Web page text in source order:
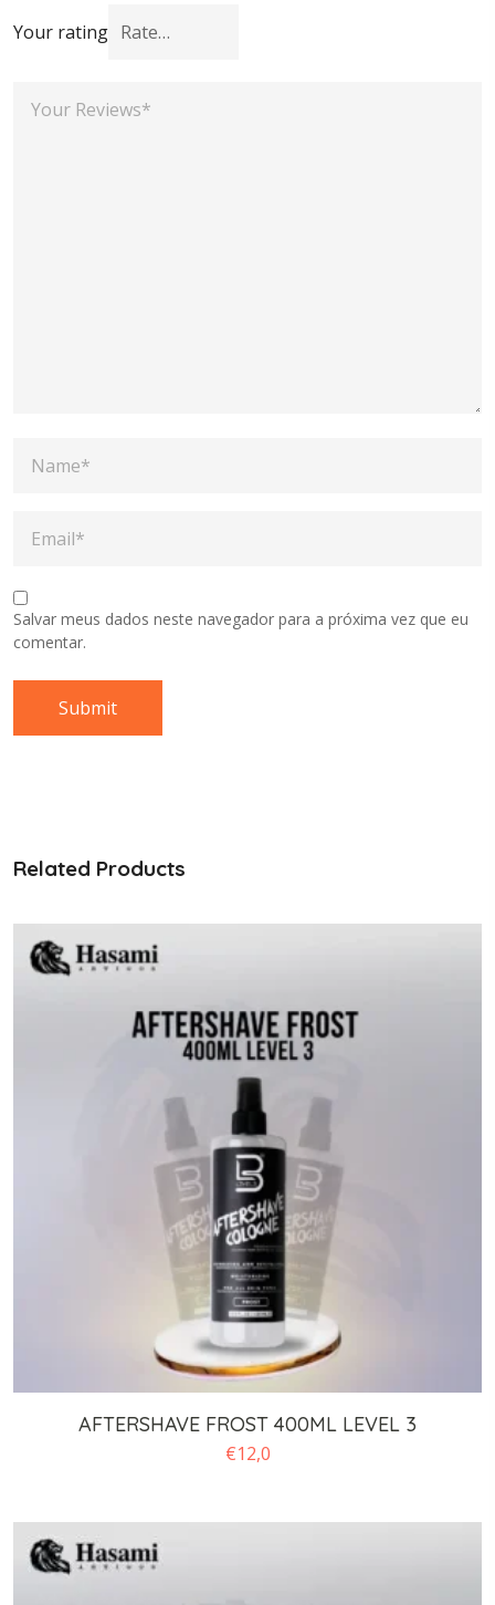
Your rating
Salvar meus dados neste navegador para a próxima vez que eu
comentar.
Related Products
AFTERSHAVE FROST 400ML LEVEL 3
€12,0